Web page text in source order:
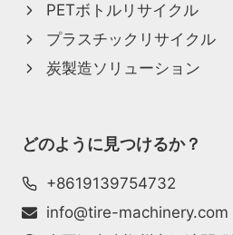
PETボトルリサイクル
プラスチックリサイクル
炭製造ソリューション
どのように見つけるか？
+8619139754732
info@tire-machinery.com